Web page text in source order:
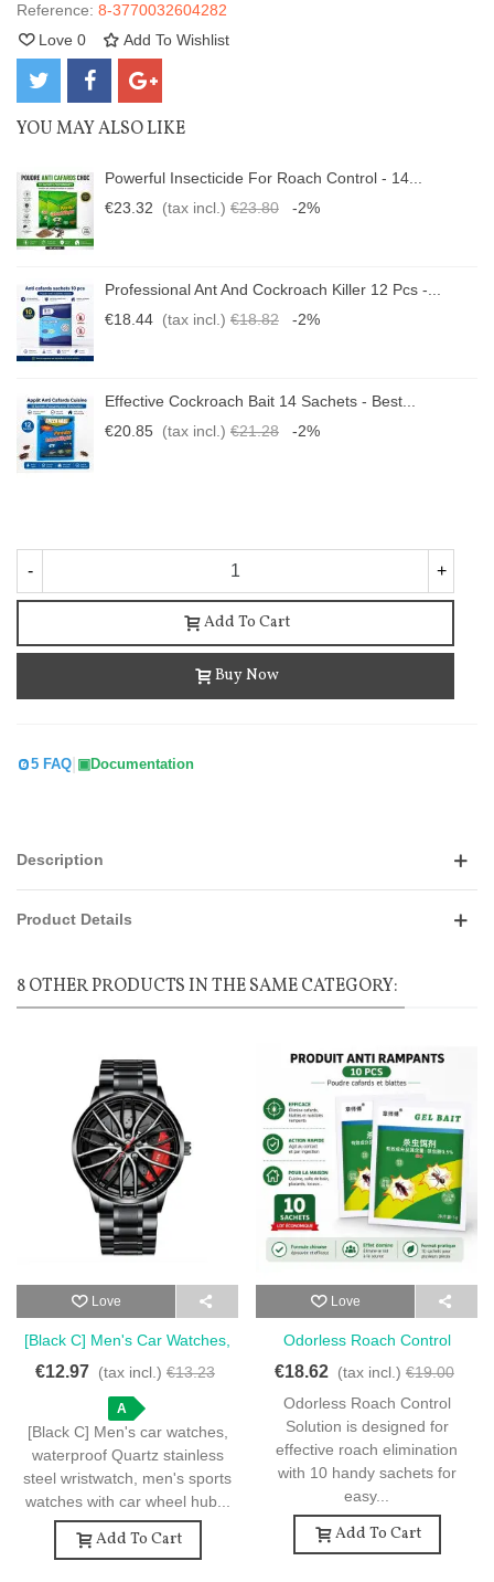
Reference: 8-3770032604282
Love 0 Add To Wishlist
YOU MAY ALSO LIKE
Powerful Insecticide For Roach Control - 14...
€23.32
(tax incl.) €23.80 -2%
Professional Ant And Cockroach Killer 12 Pcs -...
€18.44 (tax incl.) €18.82 -2%
Effective Cockroach Bait 14 Sachets - Best...
€20.85 (tax incl.) €21.28 -2%
- +
Add To Cart
Buy Now
5 FAQ Documentation
Description
Product Details
8 OTHER PRODUCTS IN THE SAME CATEGORY:
Love
[Black C] Men's Car Watches,
Waterproof Stainless Steel
Quartz Wristwatch,
€12.97 (tax incl.) €13.23
A
[Black C] Men's car watches,
waterproof Quartz stainless
steel wristwatch, men's sports
watches with car wheel hub...
Add To Cart
Love
Odorless Roach Control
Solution - 10 Sachets For
Cockroach Elimination
€18.62 (tax incl.) €19.00
Odorless Roach Control
Solution is designed for
effective roach elimination
with 10 handy sachets for
easy...
Add To Cart